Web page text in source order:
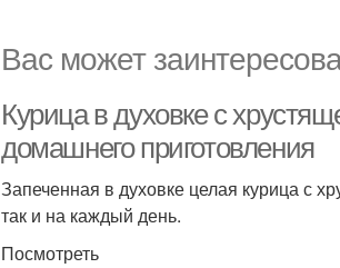
Вас может
Курица в духовке с
домашнего приготовления
Запеченная в духовке целая курица с
так и на каждый день.
Посмотреть